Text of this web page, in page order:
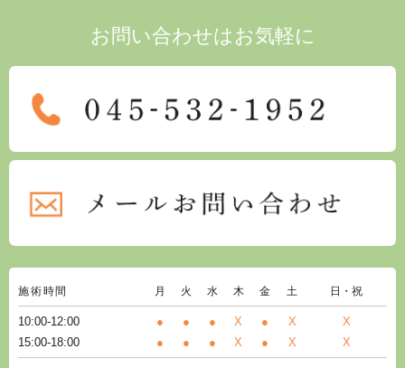
お問い合わせはお気軽に
施術時間 月 火 水 木 金 土 日・祝
10:00-12:00 ● ● ● X ● X
X
15:00-18:00
● ● ● X ● X X